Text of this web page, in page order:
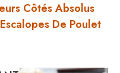
Côtés Absolus
De Poulet